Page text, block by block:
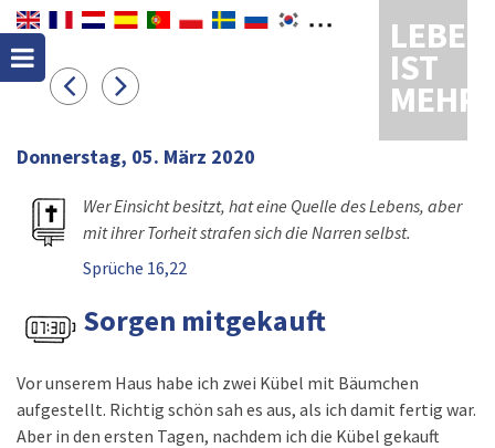
LEBEN
IST
MEHR
Donnerstag, 05. März 2020
Wer Einsicht besitzt, hat eine Quelle des Lebens, aber
mit ihrer Torheit strafen sich die Narren selbst.
Sprüche 16,22
Sorgen mitgekauft
Vor unserem Haus habe ich zwei Kübel mit Bäumchen
aufgestellt. Richtig schön sah es aus, als ich damit fertig war.
Aber in den ersten Tagen, nachdem ich die Kübel gekauft